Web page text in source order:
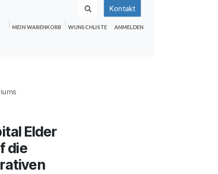
Kontakt
MEIN WARENKORB WUNSCHLISTE ANMELDEN
Elder
die